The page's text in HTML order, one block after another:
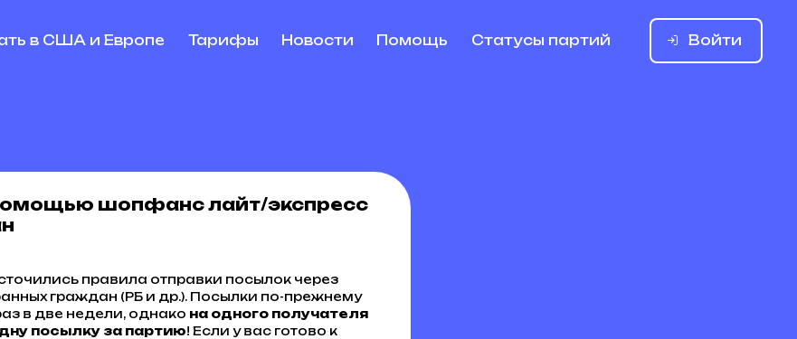
в США и Европе Тарифы Новости Помощь Статусы партий Войти
шопфанс лайт/экспресс
правила отправки посылок через
граждан (РБ и др.). Посылки по-прежнему
в две недели, однако на одного получателя
посылку за партию! Если у вас готово к